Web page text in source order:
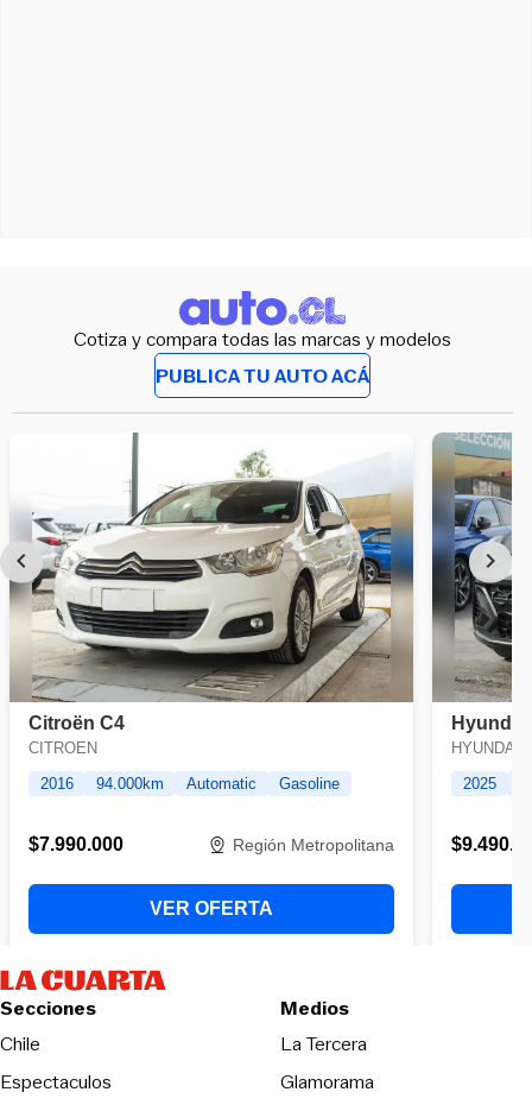
Cotiza y compara todas las marcas y modelos
PUBLICA TU AUTO ACÁ
Secciones
Chile
Espectaculos
Medios
La TerceraOpens in new
Glamorama